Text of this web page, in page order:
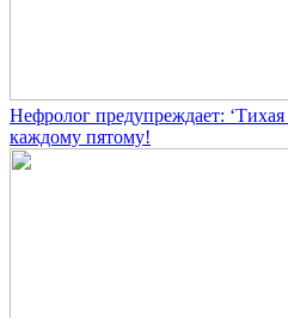
Нефролог предупреждает:
каждому пятому!